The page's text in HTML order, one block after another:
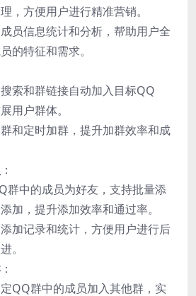
，方便用户进行精准营销。
员信息统计和分析，帮助用户全
的特征和需求。
索和群链接自动加入目标QQ
用户群体。
和定时加群，提升加群效率和成
：
群中的成员为好友，支持批量添
加，提升添加效率和通过率。
加记录和统计，方便用户进行后
。
：
QQ群中的成员加入其他群，实